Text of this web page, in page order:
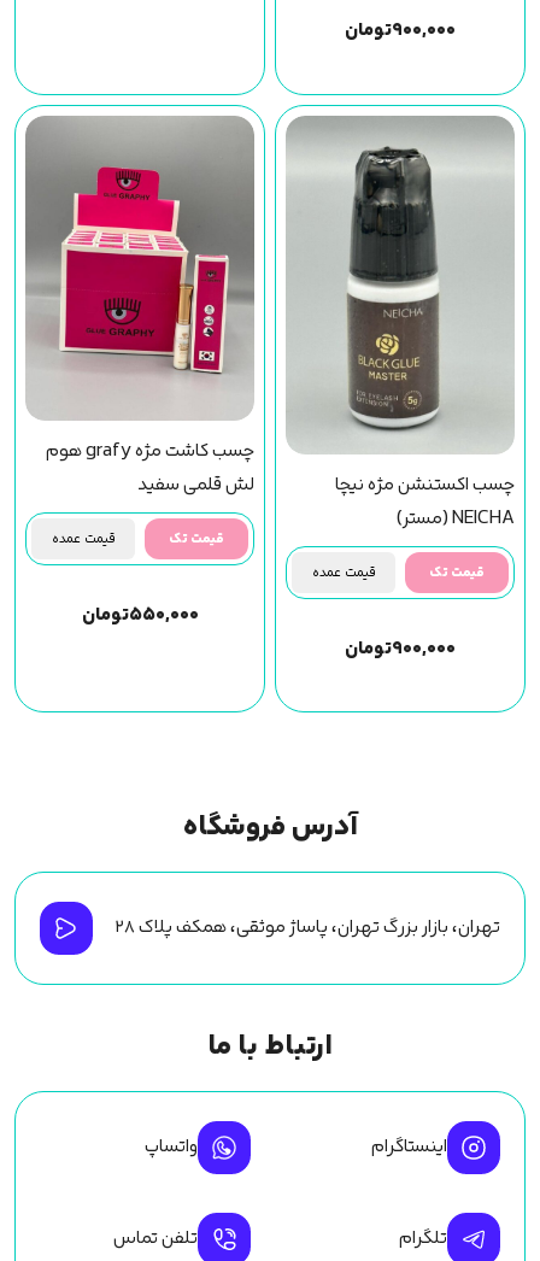
۹۰۰,۰۰۰تومان
چسب اکستنشن مژه نیچا
NEICHA (مستر)
قیمت تک قیمت عمده
۹۰۰,۰۰۰تومان
چسب کاشت مژه grafy هوم
لش قلمی سفید
قیمت تک قیمت عمده
۵۵۰,۰۰۰تومان
آدرس فروشگاه
تهران، بازار بزرگ تهران، پاساژ موثقی، همکف پلاک ۲۸
ارتباط با ما
اینستاگرام واتساپ
تلگرام تلفن تماس